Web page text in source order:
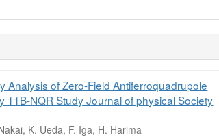
Analysis of Zero-Field Antiferroquadrupole
11B-NQR Study Journal of physical Society
K. Ueda, F. Iga, H. Harima